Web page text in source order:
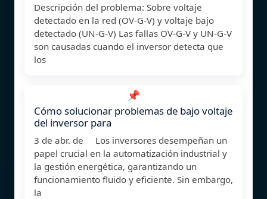
Descripción del problema: Sobre voltaje
detectado en la red (OV-G-V) y voltaje bajo
detectado (UN-G-V) Las fallas OV-G-V y UN-G-V
son causadas cuando el inversor detecta que
los
📌
Cómo solucionar problemas de bajo voltaje
del inversor para
3 de abr. de Los inversores desempeñan un
papel crucial en la automatización industrial y
la gestión energética, garantizando un
funcionamiento fluido y eficiente. Sin embargo,
la